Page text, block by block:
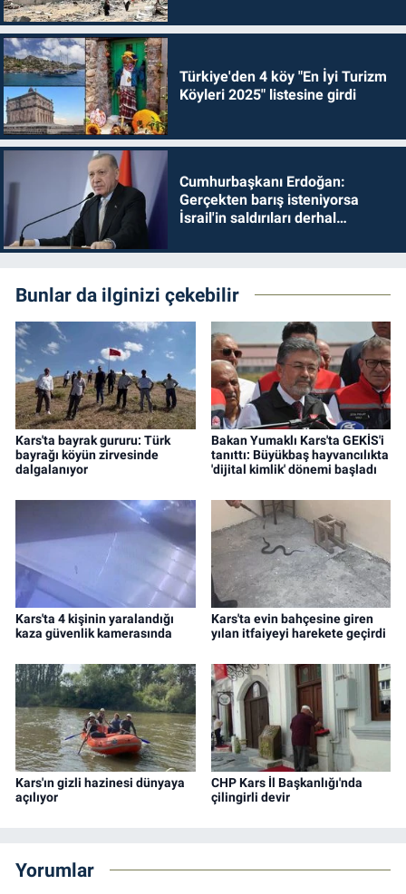
Türkiye'den 4 köy "En İyi Turizm
Köyleri 2025" listesine girdi
Cumhurbaşkanı Erdoğan:
Gerçekten barış isteniyorsa
İsrail'in saldırıları derhal
Bunlar da ilginizi çekebilir
Kars'ta bayrak gururu: Türk
bayrağı köyün zirvesinde
dalgalanıyor
Bakan Yumaklı Kars'ta GEKİS'i
tanıttı: Büyükbaş hayvancılıkta
'dijital kimlik' dönemi başladı
Kars'ta 4 kişinin yaralandığı
kaza güvenlik kamerasında
Kars'ta evin bahçesine giren
yılan itfaiyeyi harekete geçirdi
Kars'ın gizli hazinesi dünyaya
açılıyor
CHP Kars İl Başkanlığı'nda
çilingirli devir
Yorumlar